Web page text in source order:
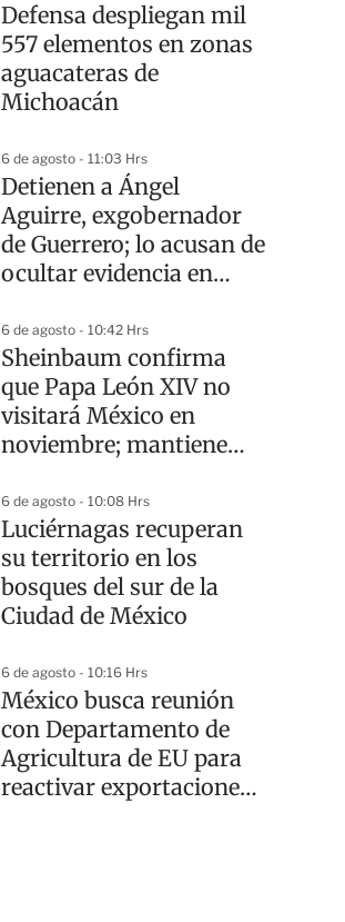
Defensa despliegan mil
557 elementos en zonas
aguacateras de
Michoacán
6 de agosto - 11:03 Hrs
Detienen a Ángel
Aguirre, exgobernador
de Guerrero; lo acusan de
ocultar evidencia en
6 de agosto - 10:42 Hrs
Sheinbaum confirma
que Papa León XIV no
visitará México en
noviembre; mantiene
6 de agosto - 10:08 Hrs
Luciérnagas recuperan
su territorio en los
bosques del sur de la
Ciudad de México
6 de agosto - 10:16 Hrs
México busca reunión
con Departamento de
Agricultura de EU para
reactivar exportaciones